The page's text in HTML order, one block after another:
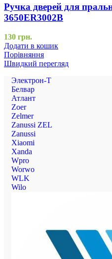
Ручка дверей для
3650ER3002B
130 грн.
Додати в кошик
Порівняння
Швидкий перегляд
Электрон-Т
Белвар
Атлант
Zoer
Zelmer
Zanussi ZEL
Zanussi
Xiaomi
Xanda
Wpro
Worwo
WLK
Wilo